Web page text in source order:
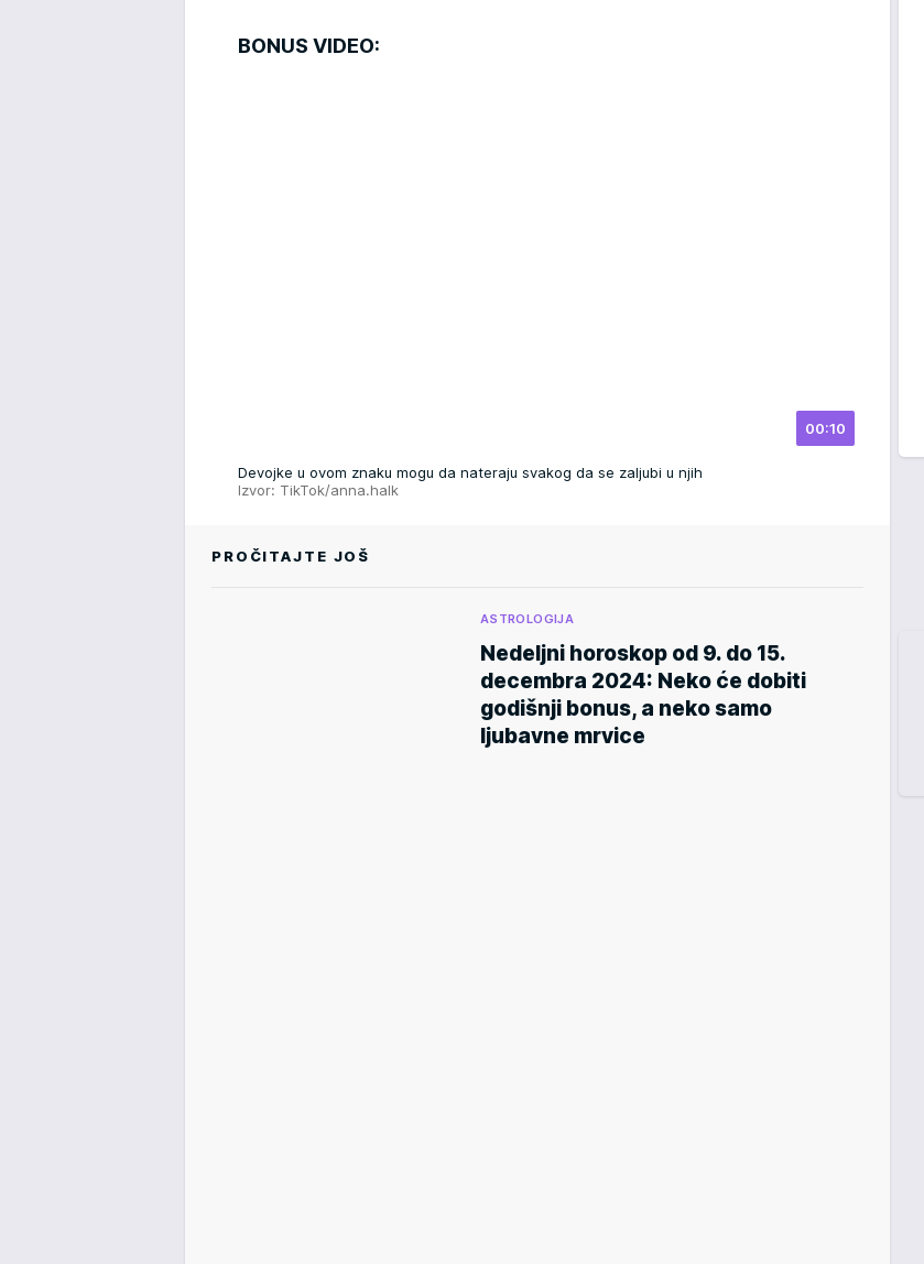
BONUS VIDEO:
00:10
Devojke u ovom znaku mogu da nateraju svakog da se zaljubi u njih
Izvor: TikTok/anna.halk
PROČITAJTE JOŠ
ASTROLOGIJA
Nedeljni horoskop od 9. do 15.
decembra 2024: Neko će dobiti
godišnji bonus, a neko samo
ljubavne mrvice